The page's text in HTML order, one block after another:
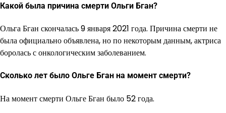
Какой была причина смерти Ольги Бган?
Ольга Бган скончалась 9 января 2021 года. Причина смерти не
была официально объявлена, но по некоторым данным, актриса
боролась с онкологическим заболеванием.
Сколько лет было Ольге Бган на момент смерти?
На момент смерти Ольге Бган было 52 года.